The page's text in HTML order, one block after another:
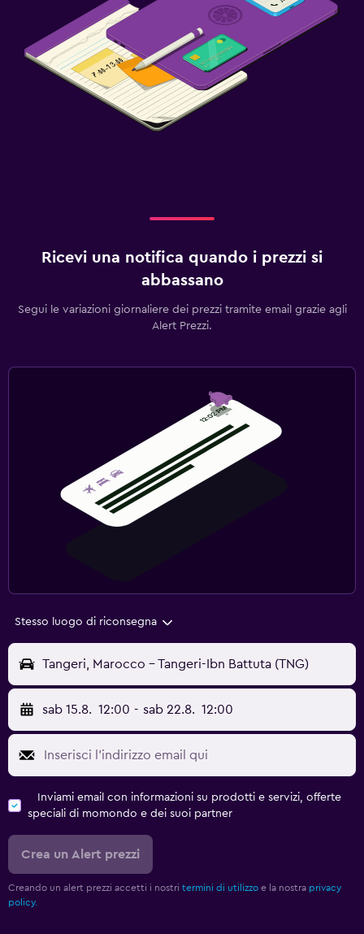
Ricevi una notifica quando i prezzi si
abbassano
Segui le variazioni giornaliere dei prezzi tramite email grazie agli
Alert Prezzi.
Stesso luogo di riconsegna
Tangeri, Marocco - Tangeri-Ibn Battuta (TNG)
sab 15.8. 12:00 - sab 22.8. 12:00
Inviami email con informazioni su prodotti e servizi, offerte
speciali di momondo e dei suoi partner
Crea un Alert prezzi
Creando un alert prezzi accetti i nostri termini di utilizzo e la nostra privacy
policy.